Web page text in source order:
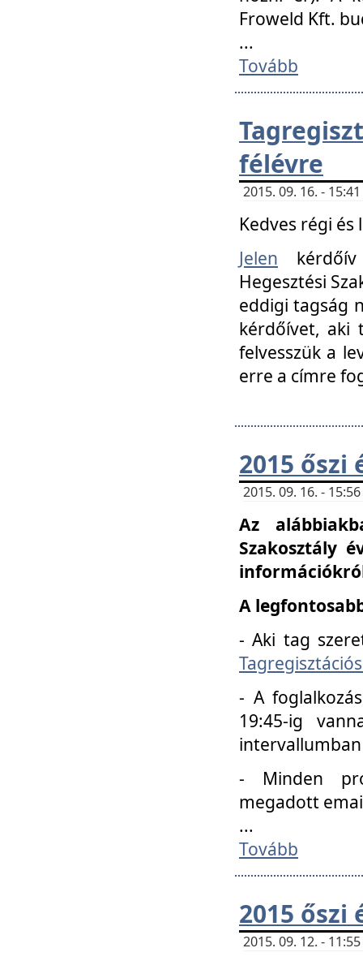
Froweld Kft.
...
Tovább
félévre
2015. 09. 16. -
Kedves régi
Jelen
Hegesztési
eddigi tagság
kérdőívet, aki
felvesszük a
erre a címre
2015 őszi
2015. 09. 16. -
Az
Szakosztály
A
- Aki tag
- A
19:45-ig
- Minden
megadott
...
Tovább
2015
2015. 09. 12. -